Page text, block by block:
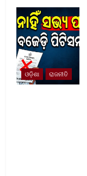
ଓଡ଼ିଶା ରାଜନୀତି